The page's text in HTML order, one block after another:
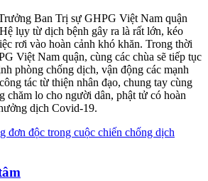
Ban Trị sự GHPG Việt Nam quận
lụy từ dịch bệnh gây ra là rất lớn, kéo
rơi vào hoàn cảnh khó khăn. Trong thời
Việt Nam quận, cùng các chùa sẽ tiếp tục
phòng chống dịch, vận động các mạnh
tác từ thiện nhân đạo, chung tay cùng
chăm lo cho người dân, phật tử có hoàn
dịch Covid-19.
đơn độc trong cuộc chiến chống dịch